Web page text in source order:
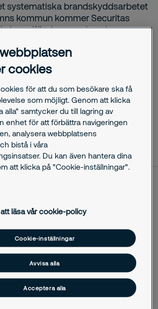
systematiska brandskyddsarbetet
kommun kommer Securitas
brandförebyggande och
cirka 2 200 anställda
vart tredje år för att kunna
mot brand och agera på rätt
tillbud.
och skadeavhjälpande utbildning för
vart tredje år för att kunna arbeta
brand och agera på rätt sätt vid ett
2020-06-01 och gäller i maximalt tre år.
att genomföras av Securitas
cookies
för att du som besökare ska få
som möjligt. Genom att klicka
alla" samtycker du till lagring av
enhet för att förbättra navigeringen
analysera webbplatsens
bistå i våra
Du kan även hantera dina
att klicka på "Cookie-inställningar".
läsa vår cookie-policy
Cookie-inställningar
Avvisa alla
Acceptera alla